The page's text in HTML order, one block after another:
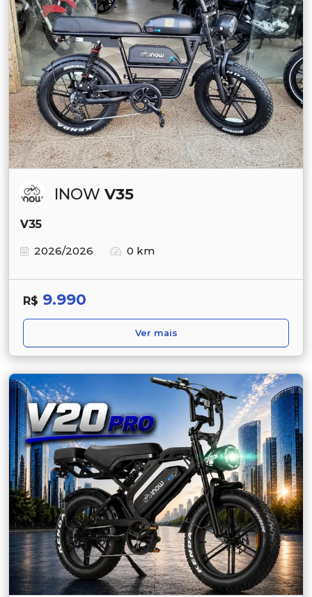
INOW V35
V35
2026/2026
0 km
R$ 9.990
Ver mais